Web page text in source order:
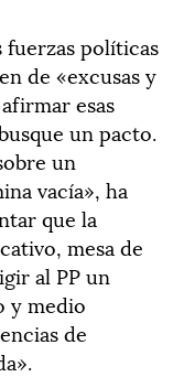
fuerzas políticas
de «excusas y
esas
un pacto.
un
vacía», ha
que la
mesa de
al PP un
y medio
de